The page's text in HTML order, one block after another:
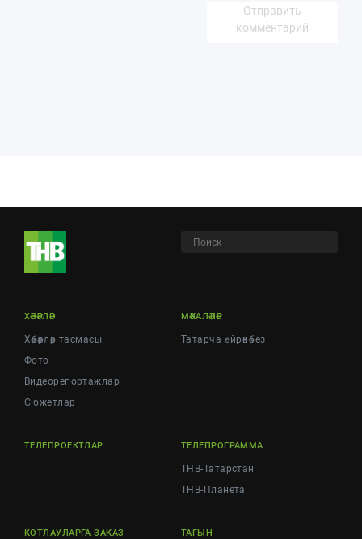
Отправить
комментарий
ХӘБӘРЛӘР
Хәбәрләр тасмасы
Фото
Видеорепортажлар
Cюжетлар
МӘКАЛӘЛӘР
Татарча өйрәнәбез
ТЕЛЕПРОЕКТЛАР ТЕЛЕПРОГРАММА
ТНВ-Татарстан
ТНВ-Планета
КОТЛАУЛАРГА ЗАКАЗ ТАГЫН